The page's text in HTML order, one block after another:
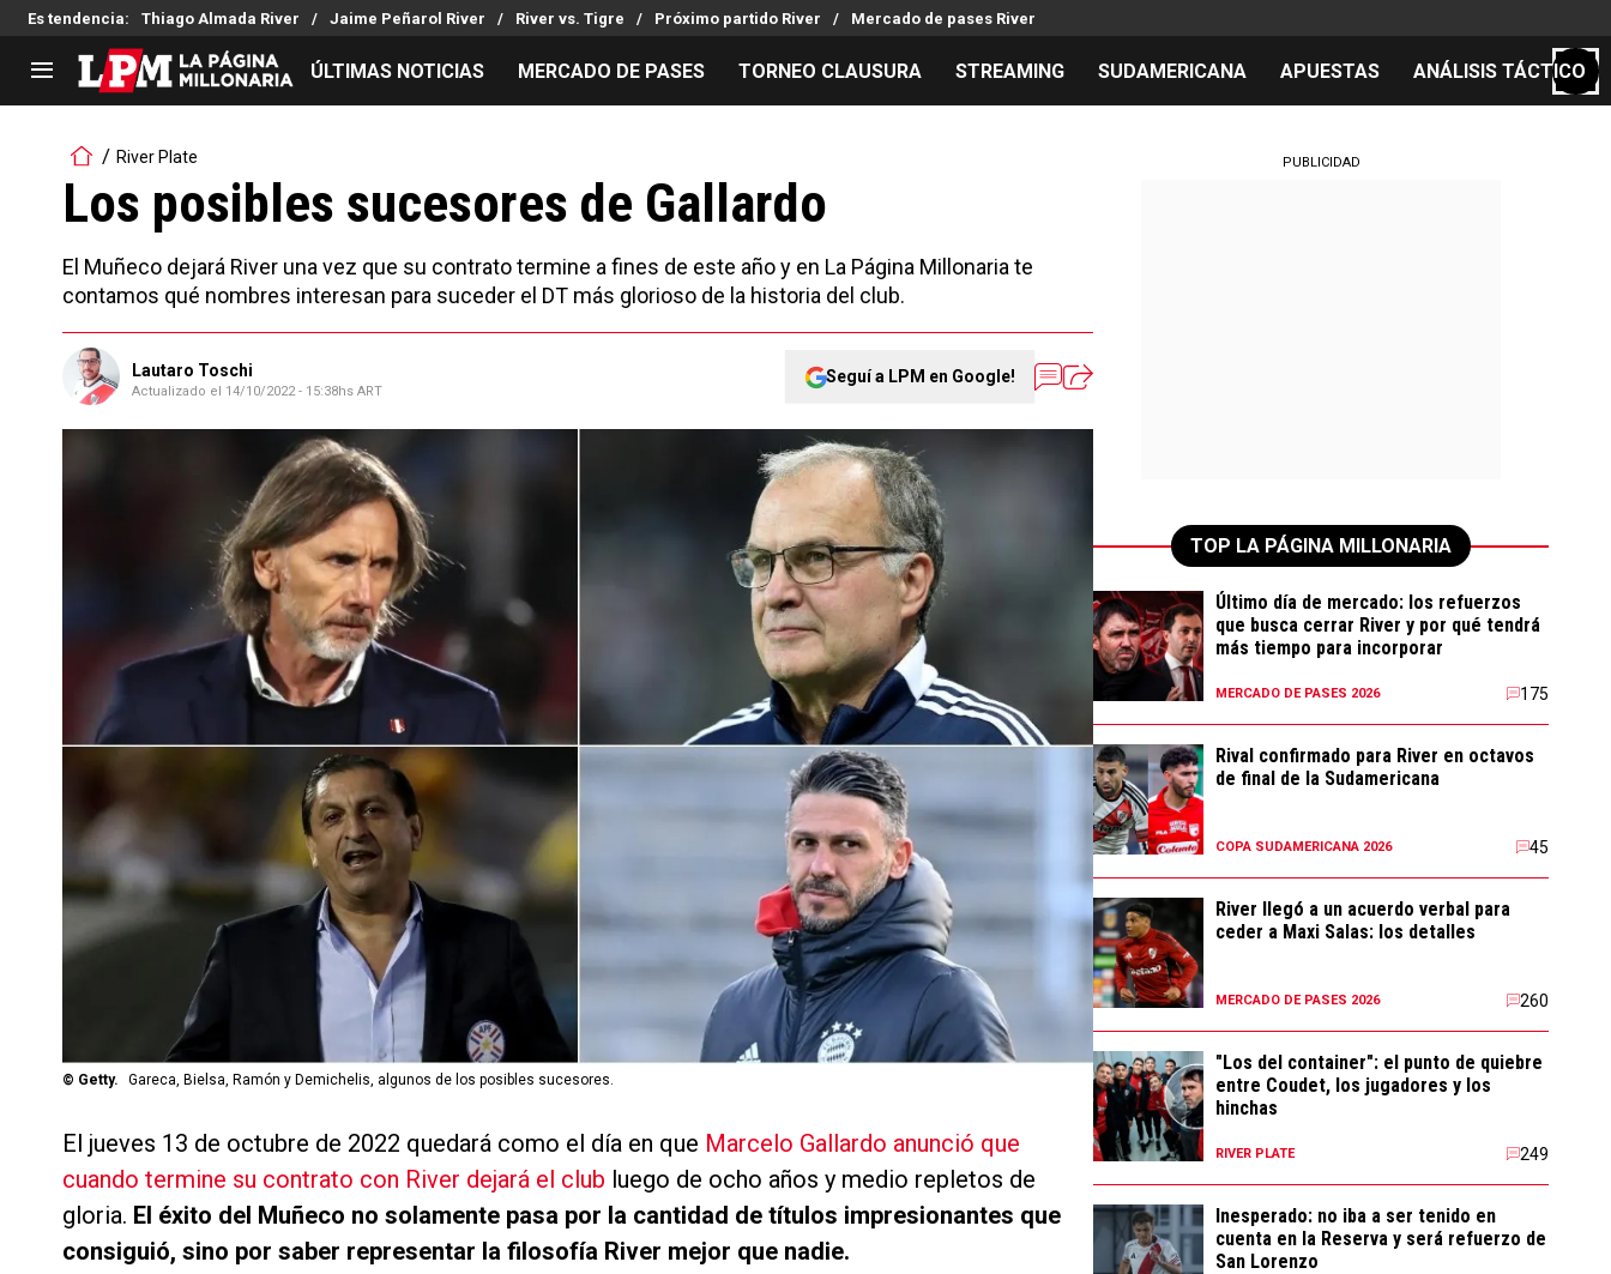
Es tendencia: Thiago Almada River Jaime Peñarol River River vs. Tigre Próximo partido River Mercado de pases River
LIGA PROFESIONAL
Noticias
Tabla de posiciones
Reserva
Copa Argentina
Mercado de Pases
Análisis tácticos
Chacho Coudet
Streaming
Entradas
Los goles de River
Pronósticos
ÚLTIMAS NOTICIAS MERCADO DE PASES TORNEO CLAUSURA STREAMING SUDAMERICANA APUESTAS ANÁLISIS TÁCTICO
River Plate
Los posibles sucesores de Gallardo
El Muñeco dejará River una vez que su contrato termine a fines de este año y en La Página Millonaria te
contamos qué nombres interesan para suceder el DT más glorioso de la historia del club.
Lautaro Toschi
Actualizado el 14/10/2022 - 15:38hs ART
Seguí a LPM en Google!
© Getty. Gareca, Bielsa, Ramón y Demichelis, algunos de los posibles sucesores.
El jueves 13 de octubre de 2022 quedará como el día en que Marcelo Gallardo anunció que
cuando termine su contrato con River dejará el club luego de ocho años y medio repletos de
gloria. El éxito del Muñeco no solamente pasa por la cantidad de títulos impresionantes que
consiguió, sino por saber representar la filosofía River mejor que nadie.
PUBLICIDAD
TOP LA PÁGINA MILLONARIA
Último día de mercado: los refuerzos
que busca cerrar River y por qué tendrá
más tiempo para incorporar
MERCADO DE PASES 2026 175
Rival confirmado para River en octavos
de final de la Sudamericana
COPA SUDAMERICANA 2026 45
River llegó a un acuerdo verbal para
ceder a Maxi Salas: los detalles
MERCADO DE PASES 2026 260
"Los del container": el punto de quiebre
entre Coudet, los jugadores y los
hinchas
RIVER PLATE 249
Inesperado: no iba a ser tenido en
cuenta en la Reserva y será refuerzo de
San Lorenzo